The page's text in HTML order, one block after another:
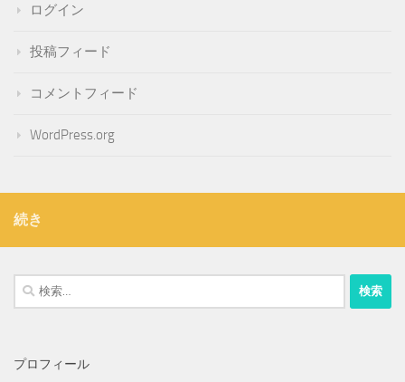
ログイン
投稿フィード
コメントフィード
WordPress.org
続き
検
索:
プロフィール